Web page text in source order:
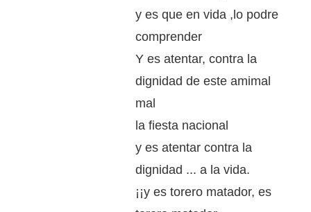
y es que en vida ,lo podre
comprender
Y es atentar, contra la
dignidad de este amimal
mal
la fiesta nacional
y es atentar contra la
dignidad ... a la vida.
¡¡y es torero matador, es